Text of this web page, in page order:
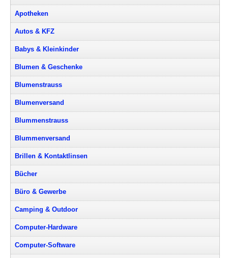
Apotheken
Autos & KFZ
Babys & Kleinkinder
Blumen & Geschenke
Blumenstrauss
Blumenversand
Blummenstrauss
Blummenversand
Brillen & Kontaktlinsen
Bücher
Büro & Gewerbe
Camping & Outdoor
Computer-Hardware
Computer-Software